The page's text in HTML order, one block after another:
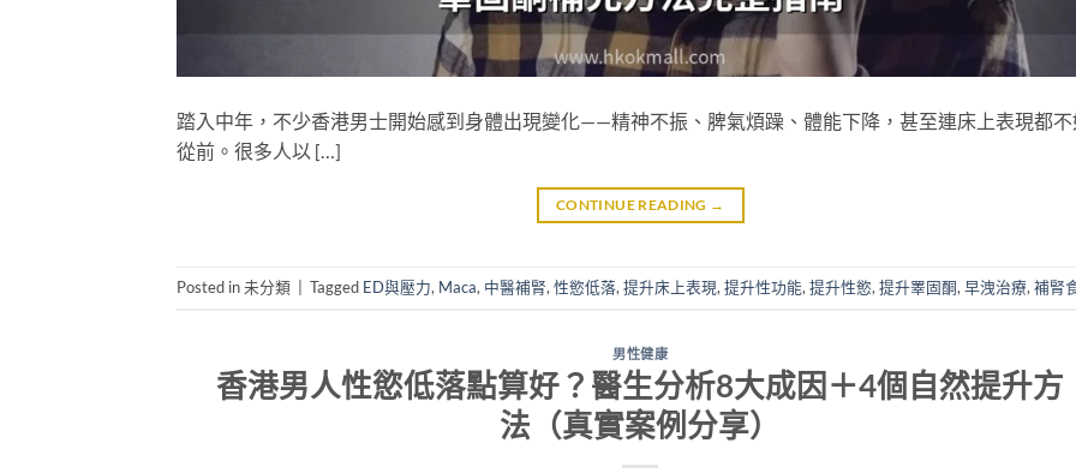
踏入中年，不少香港男士開始感到身體出現變化——精神不振、脾氣煩躁、體能下降，甚至連床上表現都
從前。很多人以 […]
CONTINUE READING →
Posted in 未分類 Tagged ED與壓力, Maca, 中醫補腎, 性慾低落, 提升床上表現, 提升性功能, 提升性慾, 提升睪固酮, 早洩治療, 補腎
男性健康
香港男人性慾低落點算好？醫生分析8大成因＋4個自然提升方
法（真實案例分享）